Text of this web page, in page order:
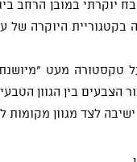
בקטגוריית היוקרה של
טקסטורה מעט
הצבעים בין הגוון
לצד מגוון מקומות